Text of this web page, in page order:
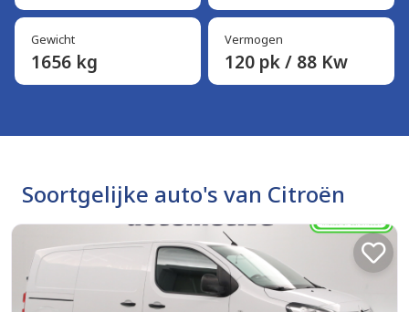
Gewicht
1656 kg
Vermogen
120 pk / 88 Kw
Soortgelijke auto's van Citroën